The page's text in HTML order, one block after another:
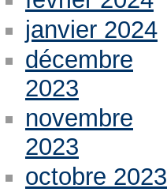
janvier 2024
décembre
2023
novembre
2023
octobre 2023